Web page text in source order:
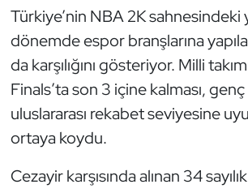
Türkiye’nin NBA 2K sahnesindeki
dönemde espor branşlarına
da karşılığını gösteriyor. Milli
Finals’ta son 3 içine kalması,
uluslararası rekabet seviyesine
ortaya koydu.
Cezayir karşısında alınan 34
Satranç
Su Topu
Sualtı Sporları
Tekvando
Tenis